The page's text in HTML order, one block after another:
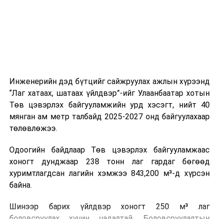
өдөр тутмын ажлын бэлэн байдлыг хангах зэрэг
практик ур чадварыг сургалтын хөтөлбөрт тусгажээ.
Сургалтыг танилцуулах лекц, асуулт-хариулт,
жишээнд суурилсан сургалт, багаар ажиллах дасгал,
танилцах, онцгой нөхцөлд ажиллах дадлага зэрэг
онол, практик хосолсон хэлбэрээр зохион байгуулж
байна.
зохион байгуулах Үндэсний хорооны Ажлын алба,
Инженерийн дэд бүтцийг сайжруулах ажлын хүрээнд
“Лаг хатаах, шатаах үйлдвэр”-ийг Улаанбаатар хотын
Төв цэвэрлэх байгууламжийн урд хэсэгт, нийт 40
мянган ам метр талбайд 2025-2027 онд байгуулахаар
төлөвлөжээ.
Одоогийн байдлаар Төв цэвэрлэх байгууламжаас
хоногт дунджаар 238 тонн лаг гардаг бөгөөд
хуримтлагдсан лагийн хэмжээ 843,200 м³-д хүрсэн
байна.
Шинээр барих үйлдвэр хоногт 250 м³ лаг